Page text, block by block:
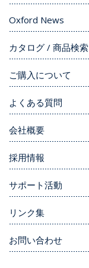
Oxford News
カタログ / 商品検索
ご購入について
よくある質問
会社概要
採用情報
サポート活動
リンク集
お問い合わせ